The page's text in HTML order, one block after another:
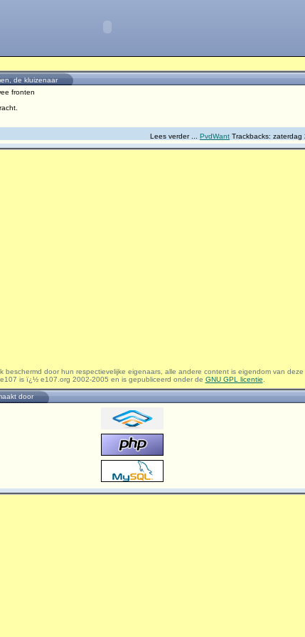
de kluizenaar
fronten
Lees verder ... PvdWant Trackbacks: zaterdag
beschermd door hun respectievelijke eigenaars, alle andere content is eigendom van deze
e107 is ï¿½ e107.org 2002-2005 en is gepubliceerd onder de GNU GPL licentie
door